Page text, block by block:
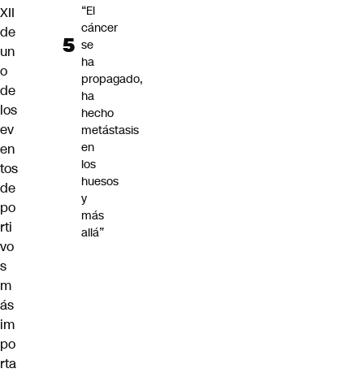
XII
de
un
o
de
los
ev
en
tos
de
po
rti
vo
s
m
ás
im
po
rta
“El
cáncer
se
ha
propagado,
ha
hecho
metástasis
en
los
huesos
y
más
allá”